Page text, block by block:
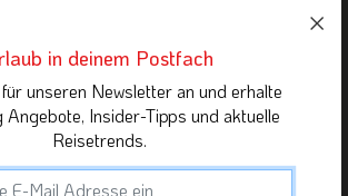
in deinem Postfach
unseren Newsletter an und erhalte
Insider-Tipps und aktuelle
Reisetrends.